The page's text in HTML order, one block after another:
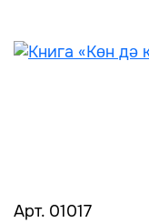
Арт. 01017